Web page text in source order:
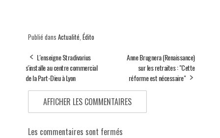
Publié dans Actualité Édito
L'enseigne Stradivarius
s'installe au centre commercial
de la Part-Dieu à Lyon
Anne Brugnera (Renaissance)
sur les retraites : "Cette
réforme est nécessaire"
AFFICHER LES COMMENTAIRES
Les commentaires sont fermés